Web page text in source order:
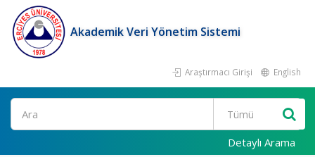
Akademik Veri Yönetim Sistemi
Araştırmacı Girişi English
Ara
Detaylı Arama